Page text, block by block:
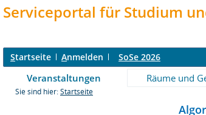
Serviceportal für Studium
Startseite Anmelden SoSe 2026
Veranstaltungen Räume und
Sie sind hier: Startseite